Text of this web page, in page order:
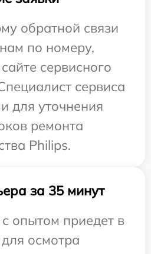
обратной связи
по номеру,
сервисного
сервиса
для уточнения
ремонта
Philips.
за 35 минут
опытом приедет в
осмотра